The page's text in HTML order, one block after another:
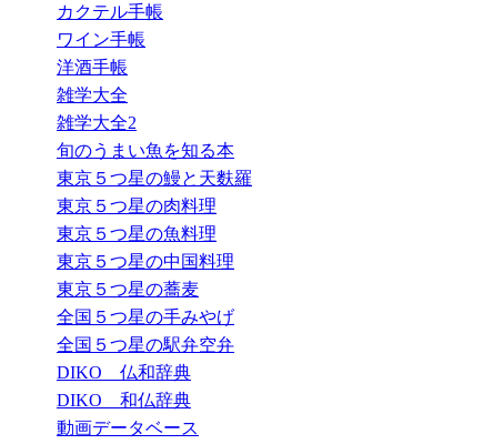
カクテル手帳
ワイン手帳
洋酒手帳
雑学大全
雑学大全2
旬のうまい魚を知る本
東京５つ星の鰻と天麩羅
東京５つ星の肉料理
東京５つ星の魚料理
東京５つ星の中国料理
東京５つ星の蕎麦
全国５つ星の手みやげ
全国５つ星の駅弁空弁
DIKO 仏和辞典
DIKO 和仏辞典
動画データベース